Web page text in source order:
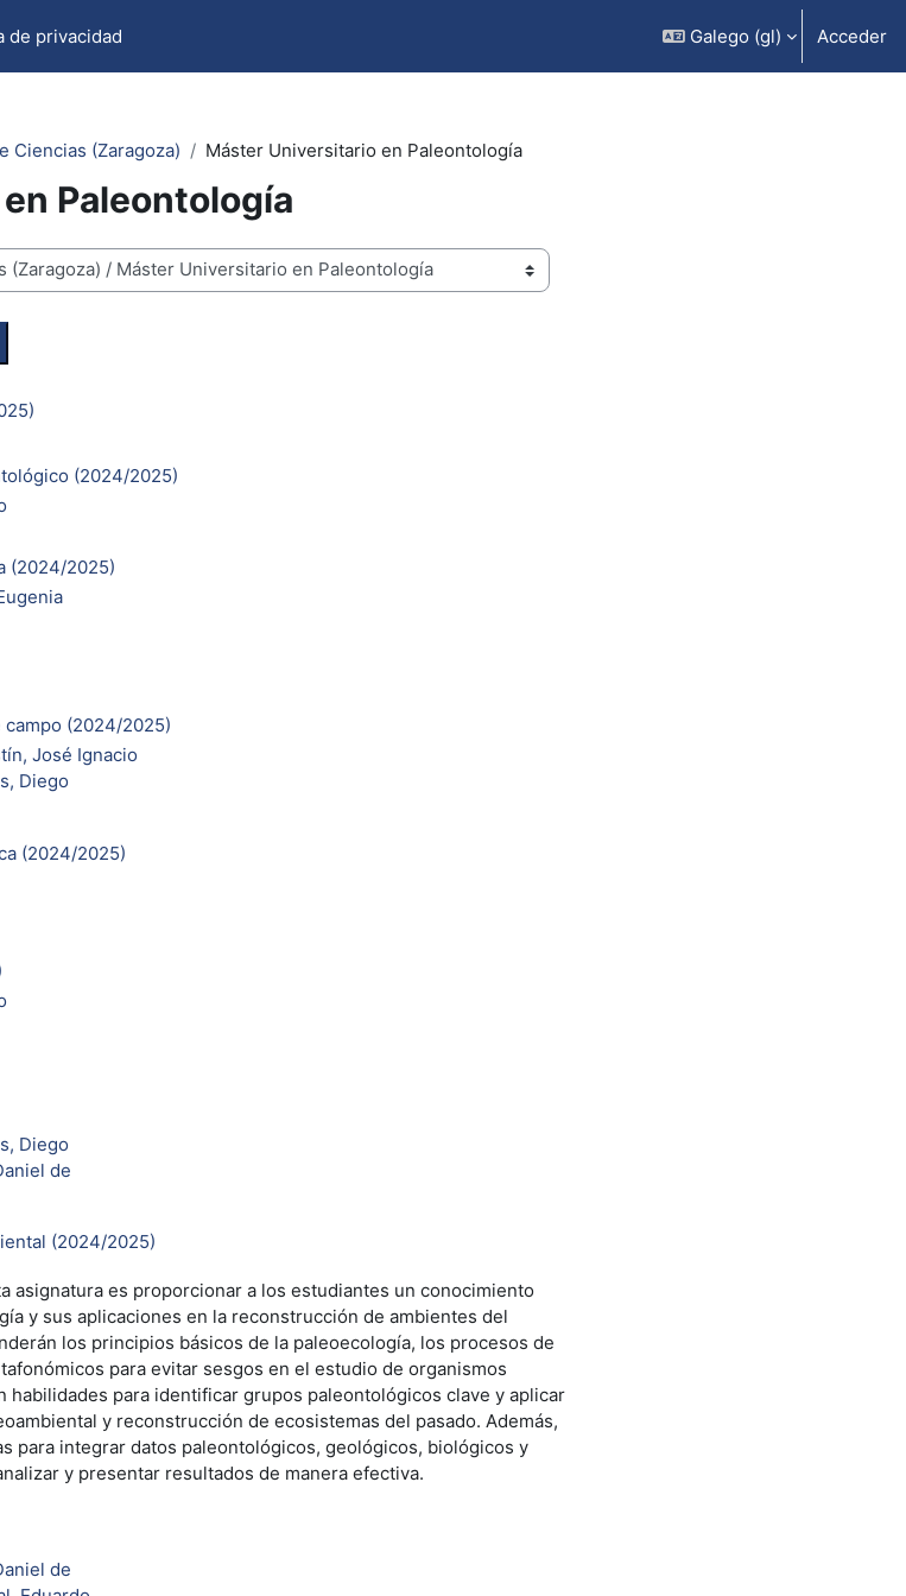
de privacidad Galego ‎(gl)‎ Acceder
Ciencias (Zaragoza) Máster Universitario en Paleontología
Paleontología
cursos
(2024/2025)
(2024/2025)
(2024/2025)
José Ignacio
Diego
(2024/2025)
Diego
de
(2024/2025)
asignatura es proporcionar a los estudiantes un conocimiento
y sus aplicaciones en la reconstrucción de ambientes del
los principios básicos de la paleoecología, los procesos de
para evitar sesgos en el estudio de organismos
habilidades para identificar grupos paleontológicos clave y aplicar
y reconstrucción de ecosistemas del pasado. Además,
para integrar datos paleontológicos, geológicos, biológicos y
y presentar resultados de manera efectiva.
de